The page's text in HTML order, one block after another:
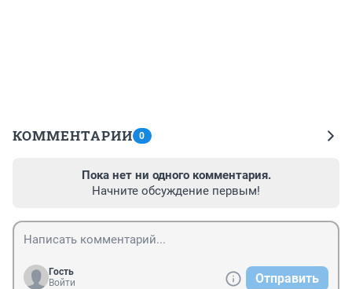
КОММЕНТАРИИ 0
Пока нет ни одного комментария.
Начните обсуждение первым!
Гость
Войти
Отправить